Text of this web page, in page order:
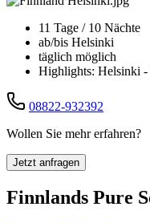
11 Tage / 10 Nächte
ab/bis Helsinki
täglich möglich
Highlights: Helsinki -
08822-932392
Wollen Sie mehr erfahren?
Jetzt anfragen
Finnlands Pure